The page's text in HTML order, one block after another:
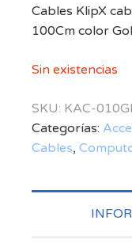
Cables KlipX
100Cm color
Sin existencias
SKU: KAC-
Categorías:
Cables,